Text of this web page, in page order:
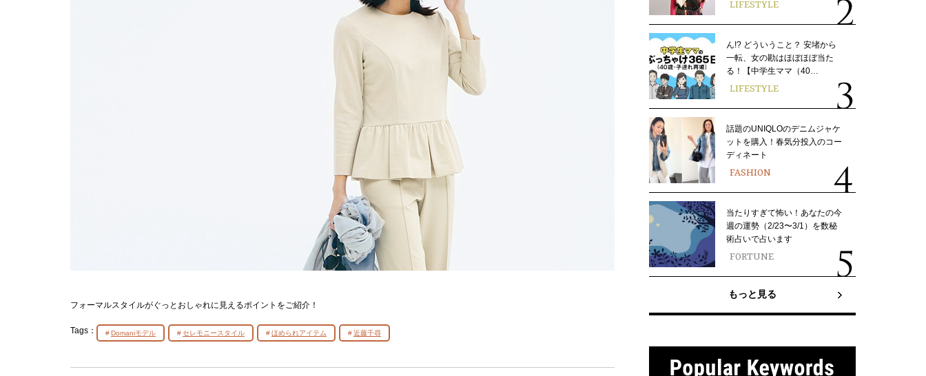
フォーマルスタイルがぐっとおしゃれに見えるポイントをご紹介！
Tags： Domaniモデル セレモニースタイル ほめられアイテム 近藤千尋
LIFESTYLE
ん!? どういうこと？ 安堵から
一転、女の勘はほぼほぼ当た
る！【中学生ママ（40…
LIFESTYLE
話題のUNIQLOのデニムジャケ
ットを購入！春気分投入のコー
ディネート
FASHION
当たりすぎて怖い！あなたの今
週の運勢（2/23〜3/1）を数秘
術占いで占います
FORTUNE
もっと見る